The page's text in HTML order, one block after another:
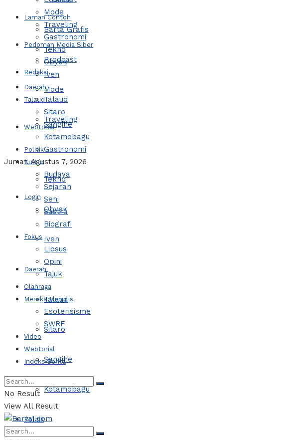
Laman Contoh
Pedoman Media Siber
Redaksi
Talaud
Webtorial
Jumat, Agustus 7, 2026
Login
Barta Grafis
Prodcast
Mode
Traveling
Gastronomi
Tekno
Obyek
Iven
Daerah
Talaud
Sitaro
Sangihe
Kotamobagu
Politik
Mode
Traveling
Gastronomi
Tekno
Obyek
Iven
Daerah
Talaud
Sitaro
Sangihe
Kotamobagu
Politik
Kultur
Budaya
Sejarah
Seni
Sastra
Biografi
Fokus
Lipsus
Opini
Tajuk
Olahraga
Mereka Menulis
Esoterisisme
SWRF
Video
Webtorial
Indeks Berita
No Result
View All Result